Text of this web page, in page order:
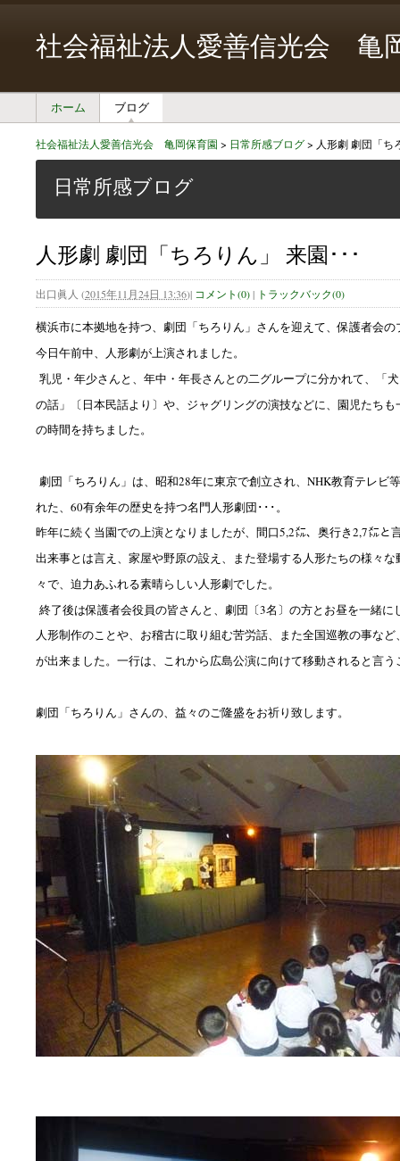
社会福祉法人愛善信光会 亀
ホーム ブログ
社会福祉法人愛善信光会 亀岡保育園 > 日常所感ブログ> 人形劇 劇団「ち
日常所感ブログ
人形劇 劇団「ちろりん」 来園･･･
出口眞人 (2015年11月24日 13:36)| コメント(0)| トラックバック(0)
横浜市に本拠地を持つ、劇団「ちろりん」さんを迎えて、保護者会の
今日午前中、人形劇が上演されました。
乳児・年少さんと、年中・年長さんとの二グループに分かれて、「
の話」〔日本民話より〕や、ジャグリングの演技などに、園児たちも
の時間を持ちました。
劇団「ちろりん」は、昭和28年に東京で創立され、 NHK教育テレビ
れた、 60有余年の歴史を持つ名門人形劇団･･･。
昨年に続く当園での上演となりましたが、間口5,2㍍、奥行き 2,7㍍と
出来事とは言え、家屋や野原の設え、また登場する人形たちの様々な
々で、迫力あふれる素晴らしい人形劇でした。
終了後は保護者会役員の皆さんと、劇団〔3名〕の方とお昼を一緒に
人形制作のことや、お稽古に取り組む苦労話、また全国巡教の事な
が出来ました。一行は、これから広島公演に向けて移動されると言う
劇団「ちろりん」さんの、益々のご隆盛をお祈り致します。